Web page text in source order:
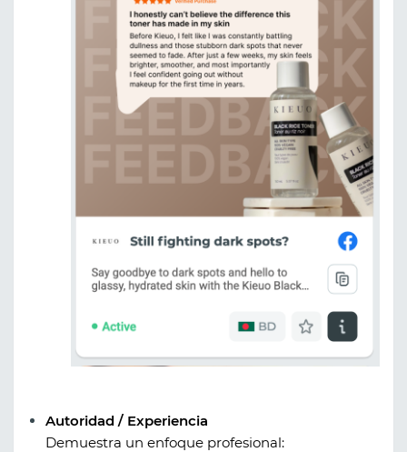
Autoridad / Experiencia
Demuestra un enfoque profesional: